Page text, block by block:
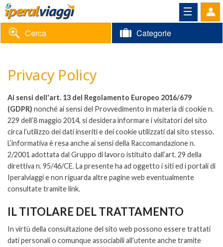
Volantino
Area Informazioni
Contatti
Cerca Categorie
Privacy Policy
Ai sensi dell'art. 13 del Regolamento Europeo 2016/679
(GDPR) nonché ai sensi del Provvedimento in materia di cookie n.
229 dell’8 maggio 2014, si desidera informare i visitatori del sito
circa l’utilizzo dei dati inseriti e dei cookie utilizzati dal sito stesso.
L’informativa è resa anche ai sensi della Raccomandazione n.
2/2001 adottata dal Gruppo di lavoro istituito dall’art. 29 della
direttiva n. 95/46/CE. La presente ha ad oggetto i siti ed i portali di
Iperalviaggi e non riguarda altre pagine web eventualmente
consultate tramite link.
IL TITOLARE DEL TRATTAMENTO
In virtù della consultazione del sito web possono essere trattati
dati personali o comunque associabili all’utente anche tramite